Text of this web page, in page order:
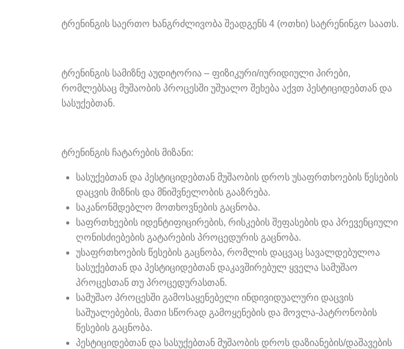
ტრენინგის საერთო ხანგრძლივობა შეადგენს 4 (ოთხი) სატრენინგო საათს.
ტრენინგის სამიზნე აუდიტორია – ფიზიკური/იურიდიული პირები,
რომლებსაც მუშაობის პროცესში უშუალო შეხება აქვთ პესტიციდებთან და
სასუქებთან.
ტრენინგის ჩატარების მიზანი:
სასუქებთან და პესტიციდებთან მუშაობის დროს უსაფრთხოების წესების
დაცვის მიზნის და მნიშვნელობის გააზრება.
საკანონმდებლო მოთხოვნების გაცნობა.
საფრთხეების იდენტიფიცირების, რისკების შეფასების და პრევენციული
ღონისძიებების გატარების პროცედურის გაცნობა.
უსაფრთხოების წესების გაცნობა, რომლის დაცვაც სავალდებულოა
სასუქებთან და პესტიციდებთან დაკავშირებულ ყველა სამუშაო
პროცესთან თუ პროცედურასთან.
სამუშაო პროცესში გამოსაყენებელი ინდივიდუალური დაცვის
საშუალებების, მათი სწორად გამოყენების და მოვლა-პატრონობის
წესების გაცნობა.
პესტიციდებთან და სასუქებთან მუშაობის დროს დაზიანების/დაშავების